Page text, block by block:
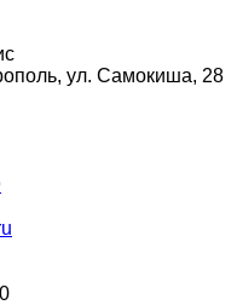
ул. Самокиша, 28